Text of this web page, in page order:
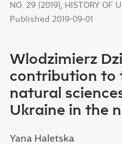
NO. 29 (2019) HISTORY OF
Wlodzimierz
contribution to
natural
Ukraine in the
Published 2019-09-01
Yana Haletska